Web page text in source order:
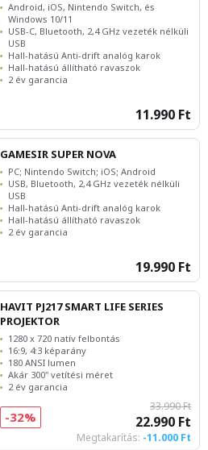
Android, iOS, Nintendo Switch, és
Windows 10/11
USB-C, Bluetooth, 2,4 GHz vezeték nélküli
USB
Hall-hatású Anti-drift analóg karok
Hall-hatású állítható ravaszok
2 év garancia
11.990 Ft
GAMESIR SUPER NOVA
PC; Nintendo Switch; iOS; Android
USB, Bluetooth, 2,4 GHz vezeték nélküli
USB
Hall-hatású Anti-drift analóg karok
Hall-hatású állítható ravaszok
2 év garancia
19.990 Ft
HAVIT PJ217 SMART LIFE SERIES
PROJEKTOR
1280 x 720 natív felbontás
16:9, 4:3 képarány
180 ANSI lumen
Akár 300" vetítési méret
2 év garancia
33.990 Ft
22.990 Ft
Megtakarítás: -11.000 Ft
-32%